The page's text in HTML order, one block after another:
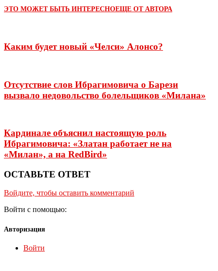
ЭТО МОЖЕТ БЫТЬ ИНТЕРЕСНОЕЩЕ ОТ АВТОРА
Каким будет новый «Челси» Алонсо?
Отсутствие слов Ибрагимовича о Барези
вызвало недовольство болельщиков «Милана»
Кардинале объяснил настоящую роль
Ибрагимовича: «Златан работает не на
«Милан», а на RedBird»
ОСТАВЬТЕ ОТВЕТ
Войдите, чтобы оставить комментарий
Войти с помощью:
Авторизация
Войти